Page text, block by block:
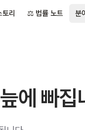
리 ⚖️ 법률 노트 분
에 빠집